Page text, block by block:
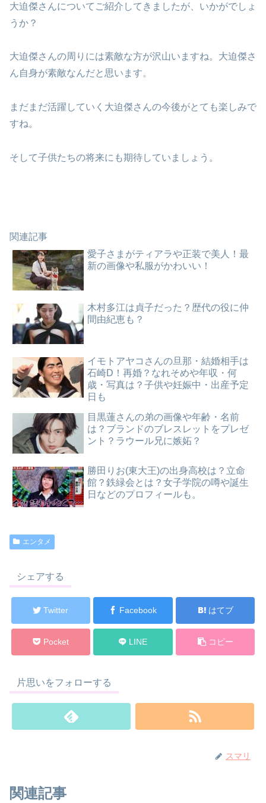
大迫傑さんについてご紹介してきましたが、いかがでしょ
うか？
大迫傑さんの周りには素敵な方が沢山いますね。大迫傑さ
ん自身が素敵なんだと思います。
まだまだ活躍していく大迫傑さんの今後がとても楽しみで
すね。
そして子供たちの将来にも期待していましょう。
関連記事
愛子さまがティアラや正装で美人！最
新の画像や私服がかわいい！
木村多江は貞子だった？歴代の役に仲
間由紀恵も？
イモトアヤコさんの旦那・結婚相手は
石崎D！再婚？なれそめや年収・何
歳・写真は？子供や妊娠中・出産予定
日も
目黒蓮さんの弟の画像や年齢・名前
は？ブランドのブレスレットをプレゼ
ント？ラウール兄に嫉妬？
勝田りお(東大王)の出身高校は？立命
館？鉄緑会とは？女子学院の噂や誕生
日などのプロフィールも。
エンタメ
シェアする
Twitter Facebook はてブ
Pocket LINE コピー
片思いをフォローする
スマリ
関連記事